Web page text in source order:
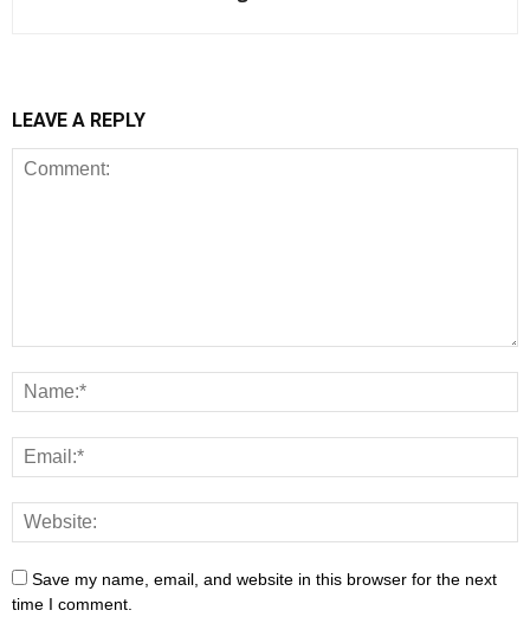
LEAVE A REPLY
Save my name, email, and website in this browser for the next
time I comment.